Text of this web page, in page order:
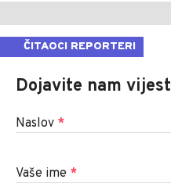
ČITAOCI REPORTERI
Dojavite nam vijest
Naslov *
Vaše ime *